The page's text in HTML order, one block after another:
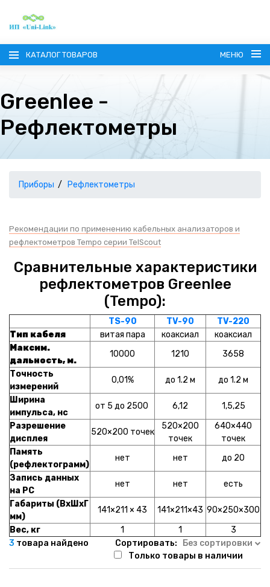
КАТАЛОГ ТОВАРОВ МЕНЮ
О КОМПАНИИ
НАШИ ПОСТАВЩИКИ
НАШИ ПОКУПАТЕЛИ
ГЕОСИНТЕТИЧЕСКИЕ МАТЕРИАЛЫ
НАШИ СЕРТИФИКАТЫ
КОНТАКТЫ
manager@uni-link.kz
Greenlee -
Рефлектометры
Приборы Рефлектометры
Рекомендации по применению кабельных анализаторов и
рефлектометров Tempo серии TelScout
Сравнительные характеристики
рефлектометров Greenlee
(Tempo):
TS-90 TV-90
TV-220
Тип кабеля
витая пара коаксиал
коаксиал
Максим.
дальность, м.
10000 1210
3658
Точность
измерений
0,01% до 1.2 м
до 1.2 м
Ширина
импульса, нс
от 5 до 2500 6,12
1,5,25
Разрешение
дисплея
520×200 точек
520×200
точек
640×440
точек
Память
(рефлектограмм)
нет нет
до 20
Запись данных
на PC
нет нет
есть
Габариты (ВхШхГ
мм)
141×211 × 43 141×211×43 90×250×300
Вес, кг
1 1
3
3 товара найдено Сортировать:
Без сортировки
Только товары в наличии